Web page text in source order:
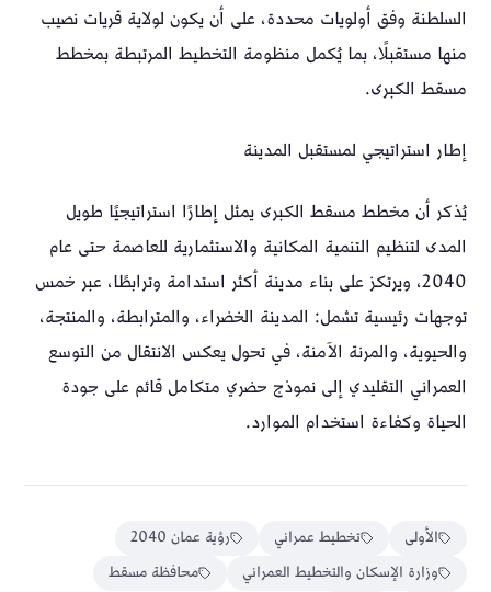
السلطنة وفق أولويات محددة، على أن يكون لولاية قريات نصيب
منها مستقبلًا، بما يُكمل منظومة التخطيط المرتبطة بمخطط
مسقط الكبرى.
إطار استراتيجي لمستقبل المدينة
يُذكر أن مخطط مسقط الكبرى يمثل إطارًا استراتيجيًا طويل
المدى لتنظيم التنمية المكانية والاستثمارية للعاصمة حتى عام
2040، ويرتكز على بناء مدينة أكثر استدامة وترابطًا، عبر خمس
توجهات رئيسية تشمل: المدينة الخضراء، والمترابطة، والمنتجة،
والحيوية، والمرنة الآمنة، في تحول يعكس الانتقال من التوسع
العمراني التقليدي إلى نموذج حضري متكامل قائم على جودة
الحياة وكفاءة استخدام الموارد.
الأولى تخطيط عمراني
رؤية عمان 2040
وزارة الإسكان والتخطيط العمراني
محافظة مسقط